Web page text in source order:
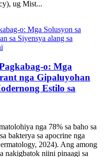
ug Mist...
o: Mga
nga Gipaluyohan
Estilo sa
nga 78% sa baho sa
bakterya sa apocrine nga
2024). Ang among
nakigbatok niini pinaagi sa